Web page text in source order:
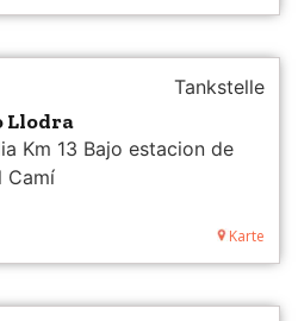
Tankstelle
Llodra
Km 13 Bajo estacion de
Camí
Karte